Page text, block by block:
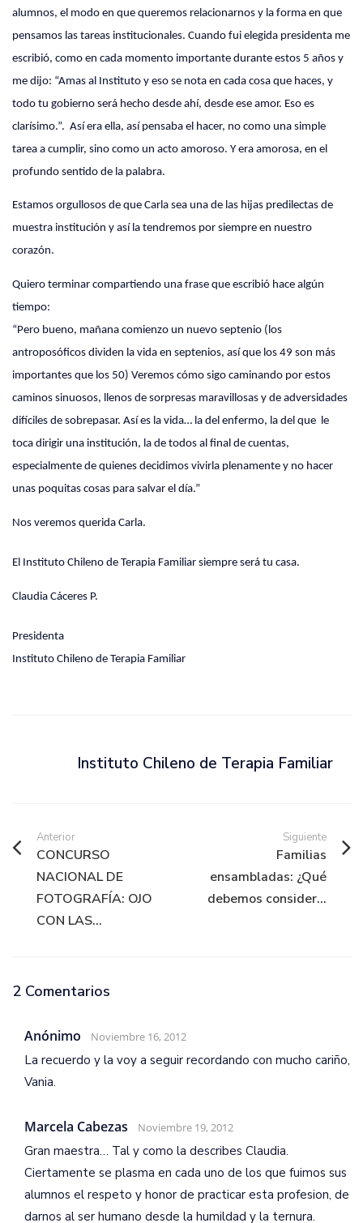
alumnos, el modo en que queremos relacionarnos y la forma en que
pensamos las tareas institucionales. Cuando fui elegida presidenta me
escribió, como en cada momento importante durante estos 5 años y
me dijo: “Amas al Instituto y eso se nota en cada cosa que haces, y
todo tu gobierno será hecho desde ahí, desde ese amor. Eso es
clarísimo.”. Así era ella, así pensaba el hacer, no como una simple
tarea a cumplir, sino como un acto amoroso. Y era amorosa, en el
profundo sentido de la palabra.
Estamos orgullosos de que Carla sea una de las hijas predilectas de
muestra institución y así la tendremos por siempre en nuestro
corazón.
Quiero terminar compartiendo una frase que escribió hace algún
tiempo:
“Pero bueno, mañana comienzo un nuevo septenio (los
antroposóficos dividen la vida en septenios, así que los 49 son más
importantes que los 50) Veremos cómo sigo caminando por estos
caminos sinuosos, llenos de sorpresas maravillosas y de adversidades
difíciles de sobrepasar. Así es la vida… la del enfermo, la del que le
toca dirigir una institución, la de todos al final de cuentas,
especialmente de quienes decidimos vivirla plenamente y no hacer
unas poquitas cosas para salvar el día.”
Nos veremos querida Carla.
El Instituto Chileno de Terapia Familiar siempre será tu casa.
Claudia Cáceres P.
Presidenta
Instituto Chileno de Terapia Familiar
Instituto Chileno de Terapia Familiar
Anterior
CONCURSO
NACIONAL DE
FOTOGRAFÍA: OJO
CON LAS...
Siguiente
Familias
ensambladas: ¿Qué
debemos consider...
2 Comentarios
Anónimo Noviembre 16, 2012
La recuerdo y la voy a seguir recordando con mucho cariño,
Vania.
Marcela Cabezas Noviembre 19, 2012
Gran maestra… Tal y como la describes Claudia.
Ciertamente se plasma en cada uno de los que fuimos sus
alumnos el respeto y honor de practicar esta profesion, de
darnos al ser humano desde la humildad y la ternura.